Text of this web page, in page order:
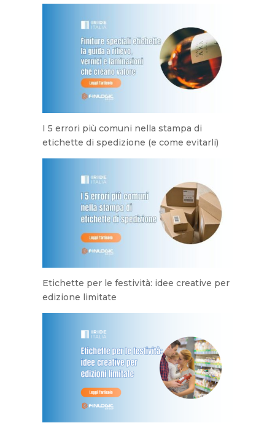
I 5 errori più comuni nella stampa di
etichette di spedizione (e come evitarli)
Etichette per le festività: idee creative per
edizione limitate